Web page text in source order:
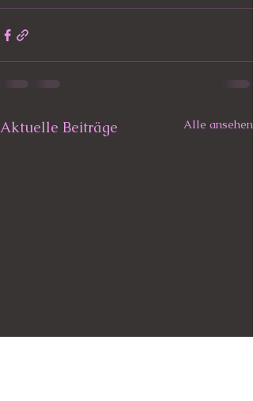
Aktuelle Beiträge Alle ansehen